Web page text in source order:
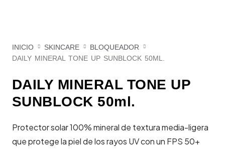
INICIO SKINCARE
BLOQUEADOR
DAILY MINERAL TONE UP SUNBLOCK 50ML.
DAILY MINERAL TONE UP
SUNBLOCK 50ml.
Protector solar 100% mineral de textura media-ligera
que protege la piel de los rayos UV con un FPS 50+